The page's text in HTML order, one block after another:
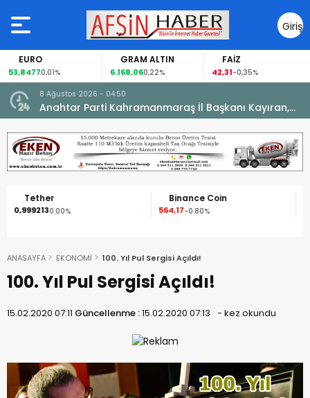
Giriş
Yap
EURO
53,84770,01%
GRAM ALTIN
6.168,060,22%
FAİZ
42,31-0,35%
8 Ağustos 2026 - 04:50
Anahtar Parti Kahramanmaraş İl Başkanı Kayıran,
Afşin Teşkilatı ile buluştu.
Tether
0,9992130.00%
Binance Coin
564,17-0.80%
ANASAYFA EKONOMİ 100. Yıl Pul Sergisi Açıldı!
100. Yıl Pul Sergisi Açıldı!
15.02.2020 07:11 Güncellenme :15.02.2020 07:13 - kez okundu